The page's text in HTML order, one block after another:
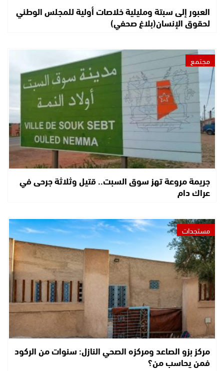
العبور إلى سبتة ومليلية خلاصات أولية للمجلس الوطني
لحقوق الإنسان(بلاغ صحفي)
مجتمع
جريمة مروعة تهز سوق السبت.. قتيل وثلاثة جرحى في
عراك دام
مستجدات
مركز بزو الصاعد ومركزه الصحي النازل: سنوات من الركود
فمن يحاسب من؟